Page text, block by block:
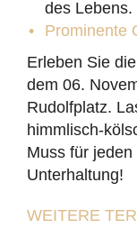
des Lebens.
Prominente
Erleben Sie
dem 06.
Rudolfplatz.
himmlisch-
Muss für
Unterhaltung!
WEITERE